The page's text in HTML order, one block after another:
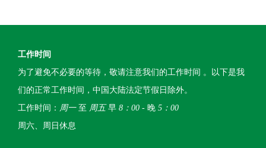
工作时间
为了避免不必要的等待，敬请注意我们的工作时间 。以下是我
们的正常工作时间，中国大陆法定节假日除外。
工作时间： 周一至 周五早 8：00 - 晚 5：00
周六、周日休息